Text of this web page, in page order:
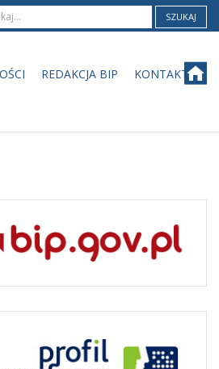
SZUKAJ
REDAKCJA BIP KONTAKT